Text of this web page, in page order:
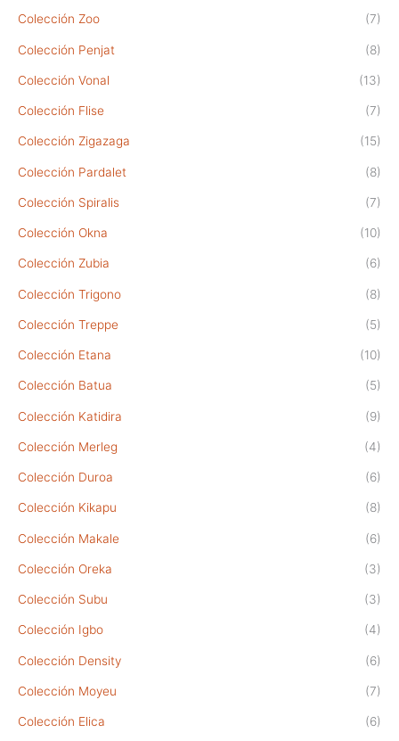
Colección Zoo (7)
Colección Penjat (8)
Colección Vonal (13)
Colección Flise (7)
Colección Zigazaga (15)
Colección Pardalet (8)
Colección Spiralis (7)
Colección Okna (10)
Colección Zubia (6)
Colección Trigono (8)
Colección Treppe (5)
Colección Etana (10)
Colección Batua (5)
Colección Katidira (9)
Colección Merleg (4)
Colección Duroa (6)
Colección Kikapu (8)
Colección Makale (6)
Colección Oreka (3)
Colección Subu (3)
Colección Igbo (4)
Colección Density (6)
Colección Moyeu (7)
Colección Elica (6)